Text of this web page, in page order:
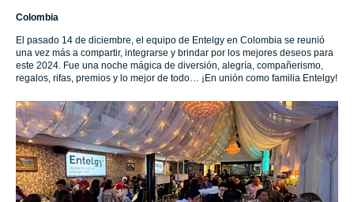
Colombia
El pasado 14 de diciembre, el equipo de Entelgy en Colombia se reunió
una vez más a compartir, integrarse y brindar por los mejores deseos para
este 2024. Fue una noche mágica de diversión, alegría, compañerismo,
regalos, rifas, premios y lo mejor de todo… ¡En unión como familia Entelgy!